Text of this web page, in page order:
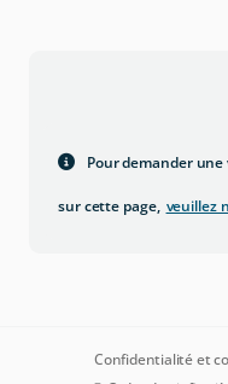
Pour demander
sur cette page, veuillez
Confidentialité et